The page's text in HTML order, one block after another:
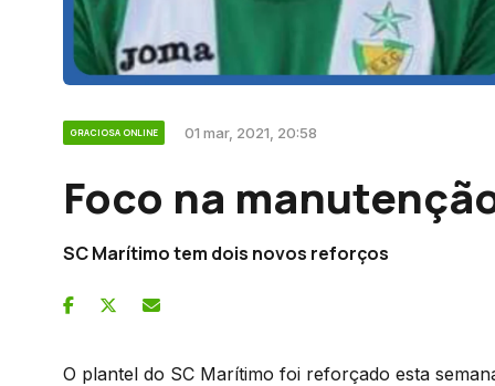
GRACIOSA ONLINE 01 mar, 2021, 20:58
Foco na
SC Marítimo tem dois novos reforços
O plantel do SC Marítimo foi reforçado esta